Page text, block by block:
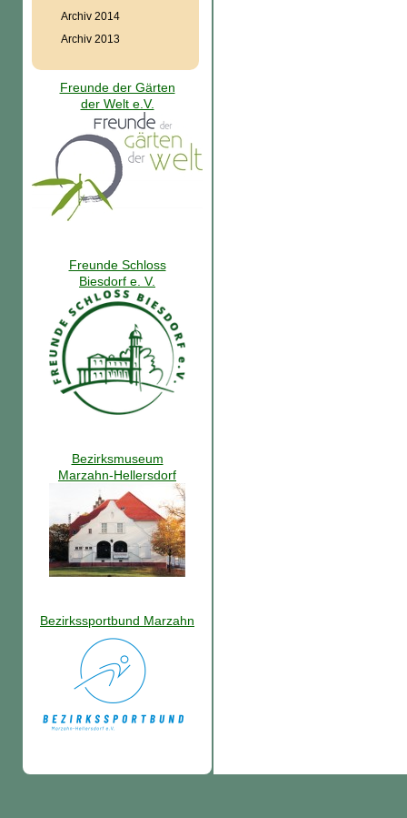
Archiv 2014
Archiv 2013
Freunde der Gärten
der Welt e.V.
Freunde Schloss
Biesdorf e. V.
Bezirksmuseum
Marzahn-Hellersdorf
Bezirkssportbund Marzahn